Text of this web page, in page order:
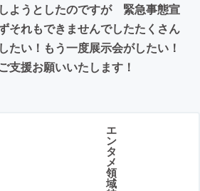
ようとしたのですが 緊急事態宣
それもできませんでしたたくさん
たい！もう一度展示会がしたい！
支援お願いいたします！
エ
ン
タ
メ
領
域